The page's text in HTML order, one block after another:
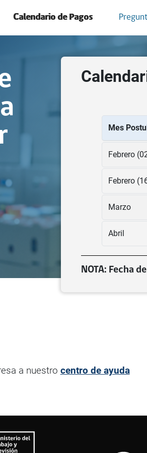
Calendario de Pagos(current)
Mes
Febrero
Febrero
Marzo
Abril
NOTA: Fecha
a nuestro centro de ayuda